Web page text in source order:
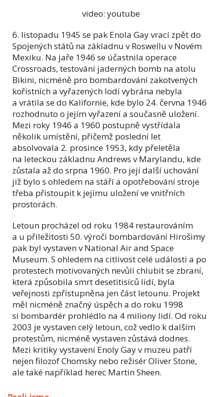
video: youtube
6. listopadu 1945 se pak Enola Gay vrací zpět do
Spojených států na základnu v Roswellu v Novém
Mexiku. Na jaře 1946 se účastnila operace
Crossroads, testování jaderných bomb na atolu
Bikini, nicméně pro bombardování zakotvených
kořistních a vyřazených lodí vybrána nebyla
a vrátila se do Kalifornie, kde bylo 24. června 1946
rozhodnuto o jejím vyřazení a současně uložení.
Mezi roky 1946 a 1960 postupně vystřídala
několik umístění, přičemž poslední let
absolvovala 2. prosince 1953, kdy přeletěla
na leteckou základnu Andrews v Marylandu, kde
zůstala až do srpna 1960. Pro její další uchování
již bylo s ohledem na stáří a opotřebování stroje
třeba přistoupit k jejímu uložení ve vnitřních
prostorách.
Letoun procházel od roku 1984 restaurováním
a u příležitosti 50. výročí bombardování Hirošimy
pak byl vystaven v National Air and Space
Museum. S ohledem na citlivost celé události a po
protestech motivovaných nevůlí chlubit se zbraní,
která způsobila smrt desetitisíců lidí, byla
veřejnosti zpřístupněna jen část letounu. Projekt
měl nicméně značný úspěch a do roku 1998
si bombardér prohlédlo na 4 miliony lidí. Od roku
2003 je vystaven celý letoun, což vedlo k dalším
protestům, nicméně vystaven zůstává dodnes.
Mezi kritiky vystavení Enoly Gay v muzeu patří
nejen filozof Chomsky nebo režisér Oliver Stone,
ale také například herec Martin Sheen.